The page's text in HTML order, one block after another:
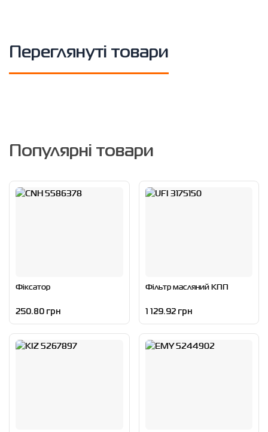
Переглянуті товари
Популярні товари
Фіксатор
250.80 грн
Фільтр масляний КПП
1 129.92 грн